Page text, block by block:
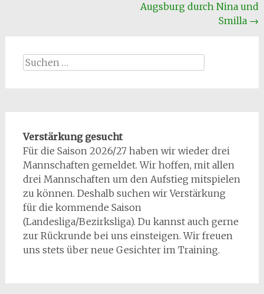
Augsburg durch Nina und
Smilla →
Suchen
Verstärkung gesucht
Für die Saison 2026/27 haben wir wieder drei
Mannschaften gemeldet. Wir hoffen, mit allen
drei Mannschaften um den Aufstieg mitspielen
zu können. Deshalb suchen wir Verstärkung
für die kommende Saison
(Landesliga/Bezirksliga). Du kannst auch gerne
zur Rückrunde bei uns einsteigen. Wir freuen
uns stets über neue Gesichter im Training.